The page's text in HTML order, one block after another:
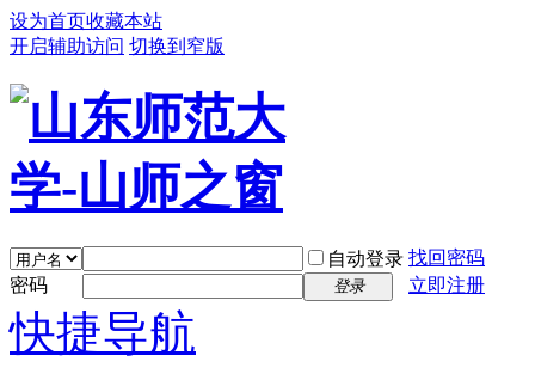
设为首页收藏本站
开启辅助访问 切换到窄版
自动登录 找回密码
密码
登录 立即注册
快捷导航